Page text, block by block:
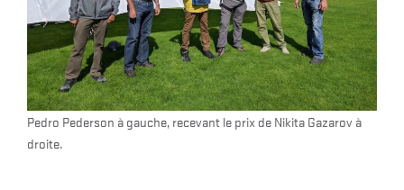
Pedro Pederson à gauche, recevant le prix de Nikita Gazarov à
droite.